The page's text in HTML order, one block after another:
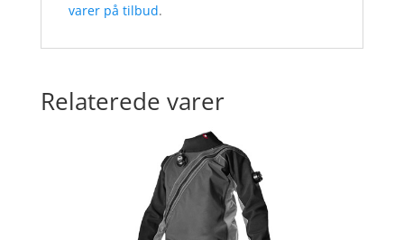
varer på tilbud.
Relaterede varer